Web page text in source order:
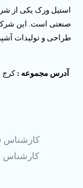
استیل ورک یکی از
صنعتی است. این شرکت
طراحی و تولیدات
آدرس مجموعه : کرج
کارشناس
کارشناس فنی